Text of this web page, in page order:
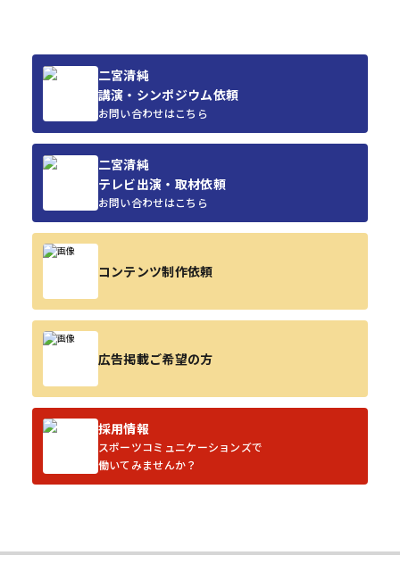
二宮清純
講演・シンポジウム依頼
お問い合わせはこちら
二宮清純
テレビ出演・取材依頼
お問い合わせはこちら
コンテンツ制作依頼
広告掲載ご希望の方
採用情報
スポーツコミュニケーションズで
働いてみませんか？